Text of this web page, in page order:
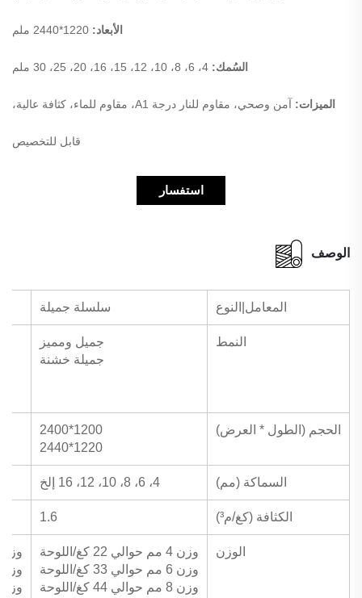
الأبعاد: 1220*2440 ملم
السُمك: 4، 6، 8، 10، 12، 15، 16، 20، 25، 30 ملم
الميزات: آمن وصحي، مقاوم للنار درجة A1، مقاوم للماء، كثافة عالية،
قابل للتخصيص
استفسار
الوصف
المعامل|النوع سلسلة جميلة
النمط
جميل ومميز
جميلة خشنة
الحجم (الطول * العرض)
1200*2400
1220*2440
السماكة (مم) 4، 6، 8، 10، 12، 16 إلخ
الكثافة (كغ/م³) 1.6
الوزن
وزن 4 مم حوالي 22 كغ/اللوحة
وزن 6 مم حوالي 33 كغ/اللوحة
وزن 8 مم حوالي 44 كغ/اللوحة
وزن 5 مم حوالي 25 كجم/
وزن 6 مم حوالي 30 كجم/
وزن 8 مم حوالي 40 كجم/